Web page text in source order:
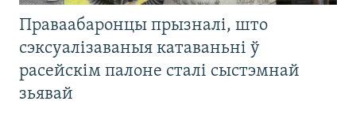
Праваабаронцы прызналі, што
сэксуалізаваныя катаваньні ў
расейскім палоне сталі сыстэмнай
зьявай